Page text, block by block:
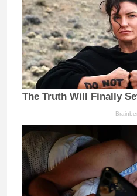
The Truth Will Finally